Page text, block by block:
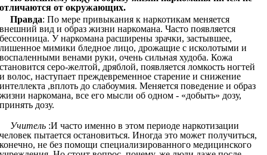
от окружающих.
Правда: По мере привыкания к наркотикам меняется
вид и образ жизни наркомана. Часто появляется
У наркомана расширены зрачки, застывшее,
мимики бледное лицо, дрожащие с исколотыми и
венами руки, очень сильная худоба. Кожа
серо-желтой, дряблой, появляется ломкость ногтей
волос, наступает преждевременное старение и снижение
,вплоть до слабоумия. Меняется поведение и образ
наркомана, все его мысли об одном - «добыть» дозу,
дозу.
Учитель :И часто именно в этом периоде наркотизации
пытается остановиться. Иногда это может получиться,
не без помощи специализированного медицинского